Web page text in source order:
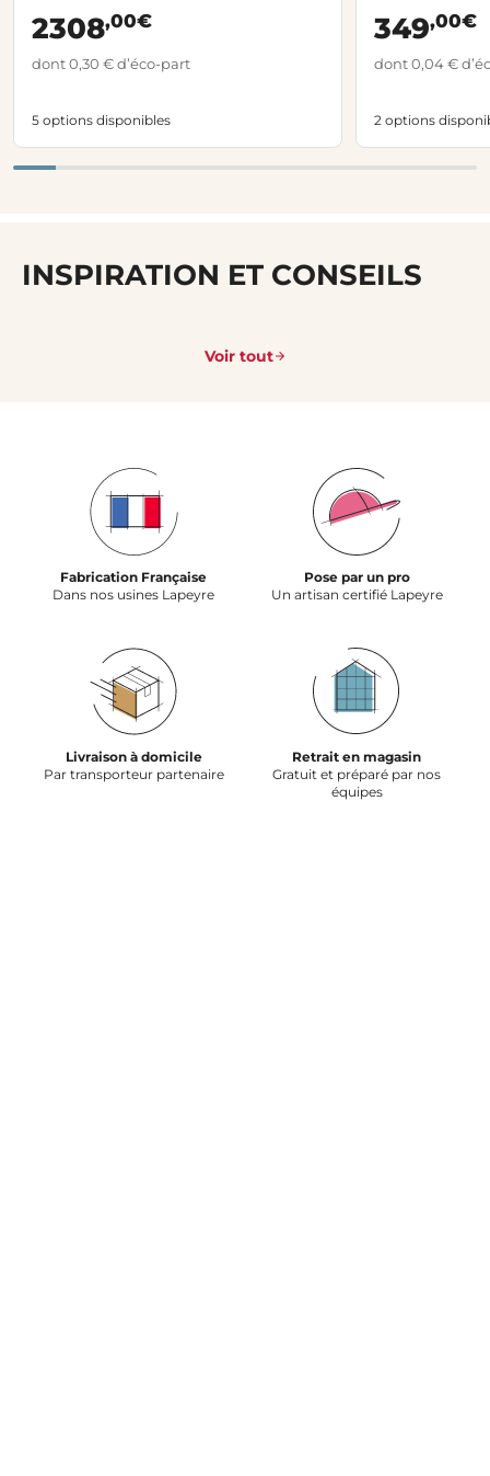
2308,00€
dont 0,30 € d’éco-part
5 options disponibles
349,00€
dont 0,04 €
2 options
INSPIRATION ET CONSEILS
Voir tout
Fabrication Française
Dans nos usines Lapeyre
Pose par un pro
Un artisan certifié Lapeyre
Livraison à domicile
Par transporteur partenaire
Retrait en magasin
Gratuit et préparé par nos
équipes